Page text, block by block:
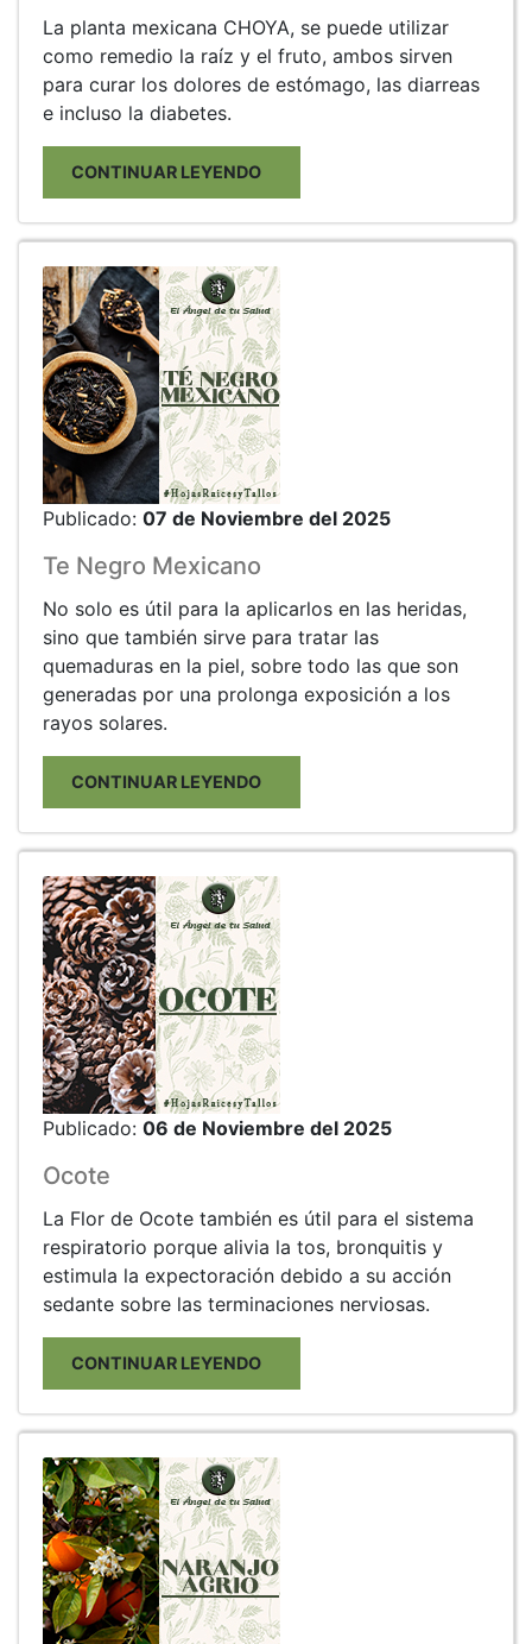
La planta mexicana CHOYA, se puede utilizar
como remedio la raíz y el fruto, ambos sirven
para curar los dolores de estómago, las diarreas
e incluso la diabetes.
CONTINUAR LEYENDO
Publicado: 07 de Noviembre del 2025
Te Negro Mexicano
No solo es útil para la aplicarlos en las heridas,
sino que también sirve para tratar las
quemaduras en la piel, sobre todo las que son
generadas por una prolonga exposición a los
rayos solares.
CONTINUAR LEYENDO
Publicado: 06 de Noviembre del 2025
Ocote
La Flor de Ocote también es útil para el sistema
respiratorio porque alivia la tos, bronquitis y
estimula la expectoración debido a su acción
sedante sobre las terminaciones nerviosas.
CONTINUAR LEYENDO